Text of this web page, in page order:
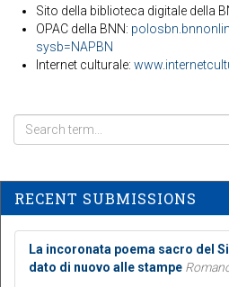
Sito della biblioteca digitale della
OPAC della BNN:
sysb=NAPBN
Internet culturale:
RECENT SUBMISSIONS
La incoronata poema sacro del
dato di nuovo alle stampe